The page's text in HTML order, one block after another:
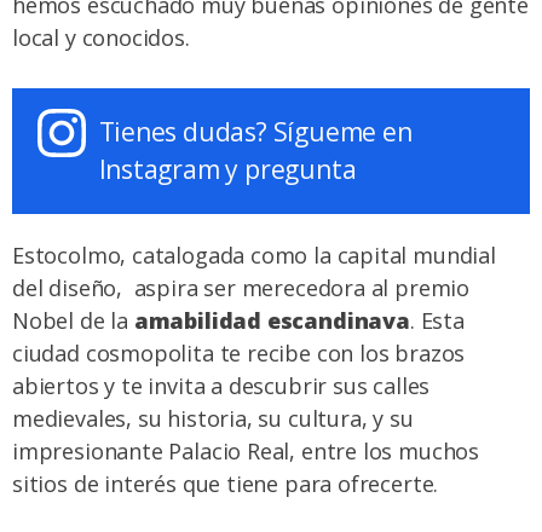
local y conocidos.
Tienes dudas? Sígueme en
Instagram y pregunta
Estocolmo, catalogada como la capital mundial
del diseño, aspira ser merecedora al premio
Nobel de la amabilidad escandinava. Esta
ciudad cosmopolita te recibe con los brazos
abiertos y te invita a descubrir sus calles
medievales, su historia, su cultura, y su
impresionante Palacio Real, entre los muchos
sitios de interés que tiene para ofrecerte.